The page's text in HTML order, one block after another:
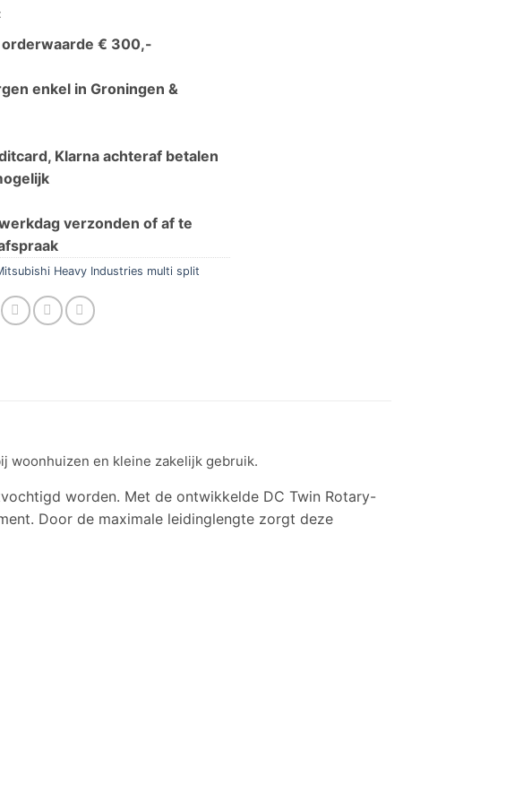
orderwaarde € 300,-
enkel in Groningen &
Klarna achteraf betalen
verzonden of af te
Heavy Industries multi split
woonhuizen en kleine zakelijk gebruik.
worden. Met de ontwikkelde DC Twin Rotary-
Door de maximale leidinglengte zorgt deze